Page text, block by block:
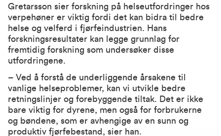
Gretarsson sier forskning på helseutfordringer hos
verpehøner er viktig fordi det kan bidra til bedre
helse og velferd i fjørfeindustrien. Hans
forskningsresultater kan legge grunnlag for
fremtidig forskning som undersøker disse
utfordringene.
– Ved å forstå de underliggende årsakene til
vanlige helseproblemer, kan vi utvikle bedre
retningslinjer og forebyggende tiltak. Det er ikke
bare viktig for dyrene, men også for forbrukerne
og bøndene, som er avhengige av en sunn og
produktiv fjørfebestand, sier han.